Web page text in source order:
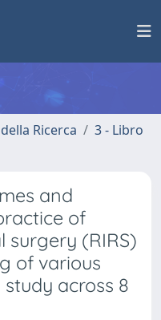
Ricerca
3 - Libro
and
of
(RIRS)
of various
across 8